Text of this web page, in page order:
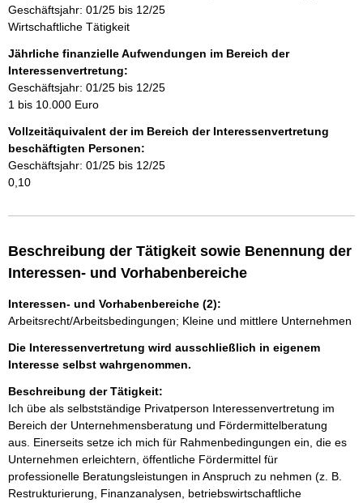
l
t
Geschäftsjahr: 01/25 bis 12/25
Wirtschaftliche Tätigkeit
Jährliche finanzielle Aufwendungen im Bereich der
Interessenvertretung:
Geschäftsjahr: 01/25 bis 12/25
1 bis 10.000 Euro
Vollzeitäquivalent der im Bereich der Interessenvertretung
beschäftigten Personen:
Geschäftsjahr: 01/25 bis 12/25
0,10
Beschreibung der Tätigkeit sowie Benennung der
Interessen- und Vorhabenbereiche
Interessen- und Vorhabenbereiche (2):
Arbeitsrecht/Arbeitsbedingungen; Kleine und mittlere Unternehmen
Die Interessenvertretung wird ausschließlich in eigenem
Interesse selbst wahrgenommen.
Beschreibung der Tätigkeit:
Ich übe als selbstständige Privatperson Interessenvertretung im
Bereich der Unternehmensberatung und Fördermittelberatung
aus. Einerseits setze ich mich für Rahmenbedingungen ein, die es
Unternehmen erleichtern, öffentliche Fördermittel für
professionelle Beratungsleistungen in Anspruch zu nehmen (z. B.
Restrukturierung, Finanzanalysen, betriebswirtschaftliche